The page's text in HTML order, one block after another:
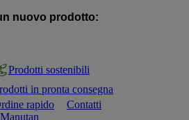
nuovo prodotto:
Prodotti sostenibili
in pronta consegna
rapido Contatti